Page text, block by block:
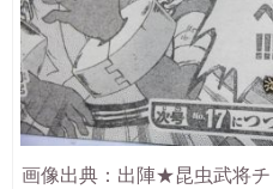
画像出典：出陣★昆虫武将